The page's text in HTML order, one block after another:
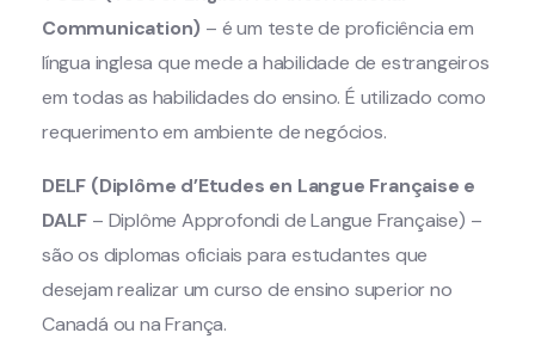
Communication) – é um teste de proficiência em
língua inglesa que mede a habilidade de estrangeiros
em todas as habilidades do ensino. É utilizado como
requerimento em ambiente de negócios.
DELF (Diplôme d’Etudes en Langue Française e
DALF – Diplôme Approfondi de Langue Française) –
são os diplomas oficiais para estudantes que
desejam realizar um curso de ensino superior no
Canadá ou na França.